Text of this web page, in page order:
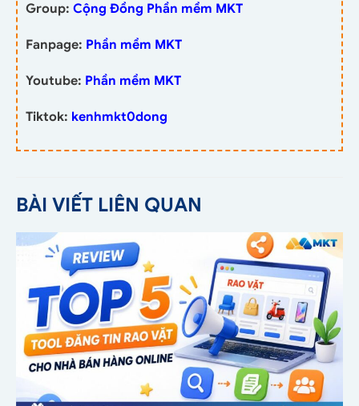
Group: Cộng Đồng Phần mềm MKT
Fanpage: Phần mềm MKT
Youtube: Phần mềm MKT
Tiktok: kenhmkt0dong
BÀI VIẾT LIÊN QUAN